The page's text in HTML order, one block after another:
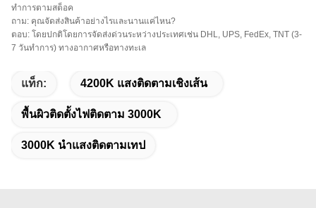
ทำการตามสต็อค
ถาม: คุณจัดส่งสินค้าอย่างไรและนานแค่ไหน?
ตอบ: โดยปกติโดยการจัดส่งด่วนระหว่างประเทศเช่น DHL, UPS, FedEx, TNT (3-
7 วันทำการ) ทางอากาศหรือทางทะเล
แท็ก: 4200K แสงติดตามเชิงเส้น
พื้นผิวติดตั้งไฟติดตาม 3000K
3000K นำแสงติดตามเทป